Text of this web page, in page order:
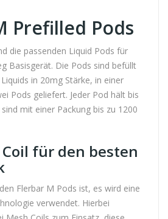
Prefilled Pods
die passenden Liquid Pods für
Basisgerät. Die Pods sind befüllt
in 20mg Stärke, in einer
Pods geliefert. Jeder Pod hält bis
mit einer Packung bis zu 1200
für den besten
Flerbar M Pods ist, es wird eine
verwendet. Hierbei